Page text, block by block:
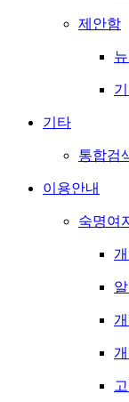
제안함
기타
통합검
이용안내
숙명여